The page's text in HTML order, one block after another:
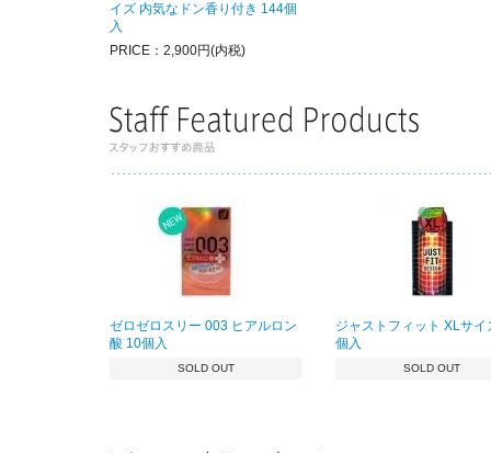
イズ 内気なドン香り付き 144個
入
PRICE：2,900円(内税)
ゼロゼロスリー 003 ヒアルロン
酸 10個入
SOLD OUT
ジャストフィット XLサイ
個入
SOLD OUT